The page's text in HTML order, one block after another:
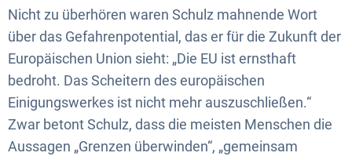
Nicht zu überhören waren Schulz mahnende Wort
über das Gefahrenpotential, das er für die Zukunft der
Europäischen Union sieht: „Die EU ist ernsthaft
bedroht. Das Scheitern des europäischen
Einigungswerkes ist nicht mehr auszuschließen.“
Zwar betont Schulz, dass die meisten Menschen die
Aussagen „Grenzen überwinden“, „gemeinsam